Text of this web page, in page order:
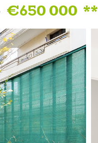
€650 000 **